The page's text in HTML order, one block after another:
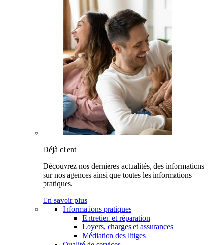
Déjà client
Découvrez nos dernières actualités, des informations
sur nos agences ainsi que toutes les informations
pratiques.
En savoir plus
Informations pratiques
Entretien et réparation
Loyers, charges et assurances
Médiation des litiges